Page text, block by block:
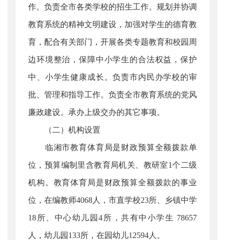
作。负责全市各类学校的招生工作。规划并协调
教育系统的精神文明建设，加强对学生的德育教
育，配合有关部门，开展各类专题教育和校园周
边环境整治，保障中小学生的合法权益，保护
中、小学生健康成长。负责市内民办学校的审
批、管理和指导工作。负责全市教育系统的党风
廉政建设。承办上级交办的其它事项。
（二）机构设置
临湘市教育体育局是财政预算全额拨款单
位，预算编制里含教育局机关、教研室1个二级
机构。教育体育局是财政预算全额拨款的事业
位，在编教师4068人，市直学校23所、乡镇中学
18所、中心幼儿园4所，共有中小学生 78657
人，幼儿园133所，在园幼儿12594人。